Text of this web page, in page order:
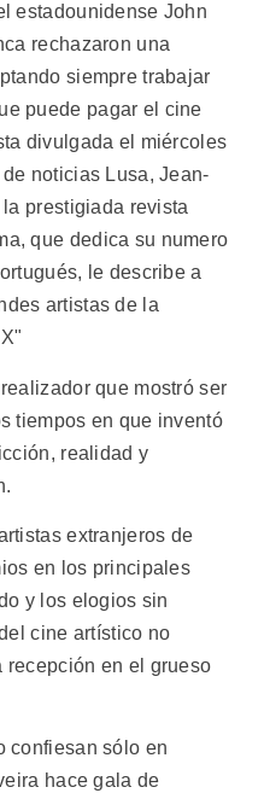
estadounidense John
rechazaron una
siempre trabajar
puede pagar el cine
divulgada el miércoles
noticias Lusa, Jean-
prestigiada revista
que dedica su numero
le describe a
artistas de la
que mostró ser
tiempos en que inventó
realidad y
extranjeros de
en los principales
y los elogios sin
cine artístico no
recepción en el grueso
confiesan sólo en
hace gala de